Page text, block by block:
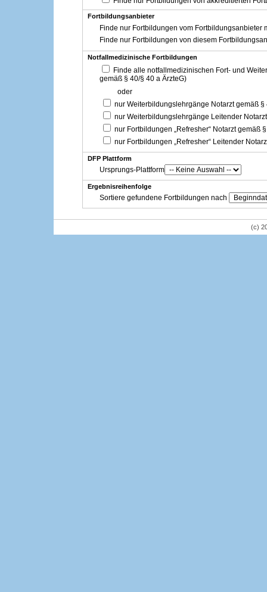
Fortbildungsanbieter
Finde nur Fortbildungen vom Fortbildungsanbieter
Finde nur Fortbildungen von diesem
Notfallmedizinische Fortbildungen
Finde alle notfallmedizinischen Fort- und
gemäß § 40/§ 40 a ÄrzteG)
oder
nur Weiterbildungslehrgänge Notarzt gemäß §
nur Weiterbildungslehrgänge Leitender
nur Fortbildungen „Refresher“ Notarzt gemäß
nur Fortbildungen „Refresher“ Leitender
DFP Plattform
Ursprungs-Plattform
Ergebnisreihenfolge
Sortiere gefundene Fortbildungen nach
(c)